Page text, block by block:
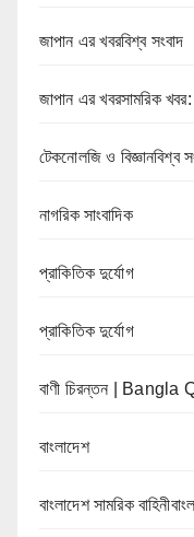
জাপান এর খবরবিশ্ব সংবাদ
জাপান এর খবরসামরিক
টেকনোলজি ও বিজ্ঞানবিশ্ব
নাগরিক সাংবাদিক
প্রাকিতিক দুর্যোগ
প্রাকিতিক দুর্যোগ
বাণী চিরন্তন | Bangla
বাংলাদেশ
বাংলাদেশ সামরিক